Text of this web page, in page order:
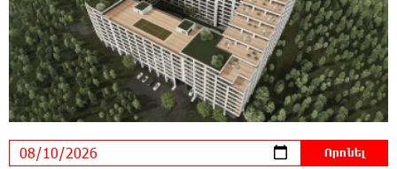
23:39:22 8-08-2026
Ռուսաստանի տարածքում ոչնչացվել է
ուկրաինական 360 անօդաչու թռչող սարք
23:20:45 8-08-2026
Օգոստոսի 10-ին, 11-ին, 12-ին, 13-ին, 14-ին,
17-ին, 18-ին և 20-ին հարյուրավոր
հասցեներում լույս չի լինելու